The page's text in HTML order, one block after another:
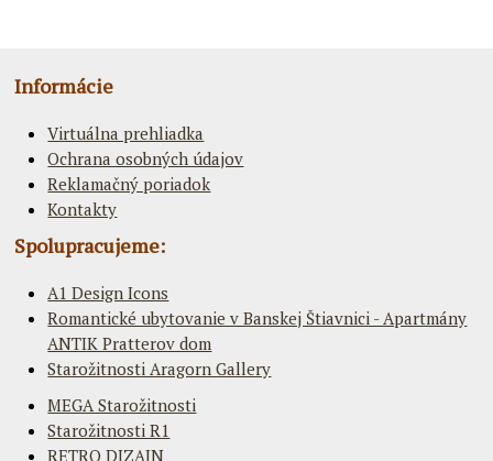
Informácie
Virtuálna prehliadka
Ochrana osobných údajov
Reklamačný poriadok
Kontakty
Spolupracujeme:
A1 Design Icons
Romantické ubytovanie v Banskej Štiavnici - Apartmány
ANTIK Pratterov dom
Starožitnosti Aragorn Gallery
MEGA Starožitnosti
Starožitnosti R1
RETRO DIZAJN